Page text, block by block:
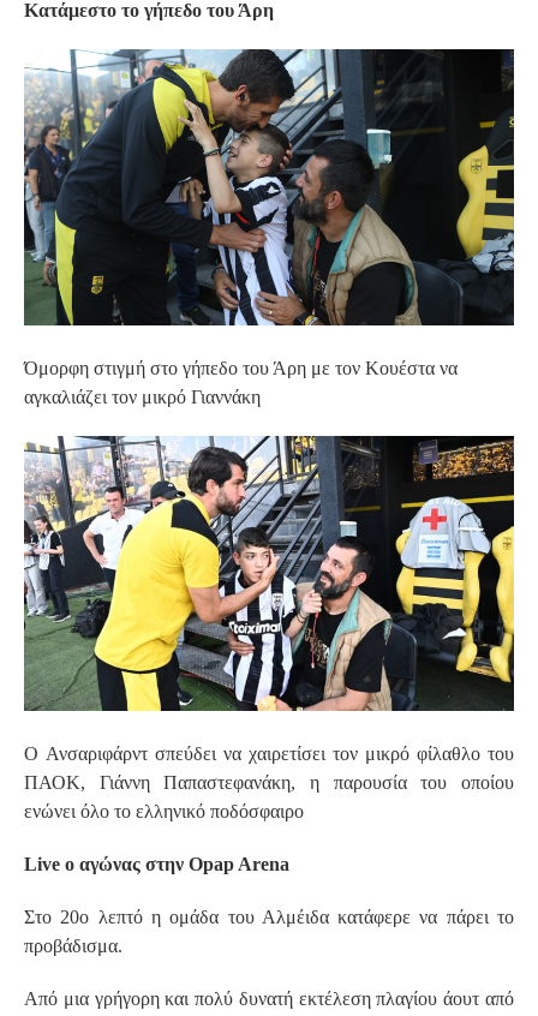
Κατάμεστο το γήπεδο του Άρη
Όμορφη στιγμή στο γήπεδο του Άρη με τον Κουέστα να
αγκαλιάζει τον μικρό Γιαννάκη
O Ανσαριφάρντ σπεύδει να χαιρετίσει τον μικρό φίλαθλο του
ΠΑΟΚ, Γιάννη Παπαστεφανάκη, η παρουσία του οποίου
ενώνει όλο το ελληνικό ποδόσφαιρο
Live ο αγώνας στην Opap Arena
Στο 20ο λεπτό η ομάδα του Αλμέιδα κατάφερε να πάρει το
προβάδισμα.
Από μια γρήγορη και πολύ δυνατή εκτέλεση πλαγίου άουτ από